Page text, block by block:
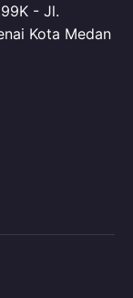
- Jl.
Kota Medan